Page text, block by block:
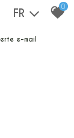
FR 0
alerte e-mail